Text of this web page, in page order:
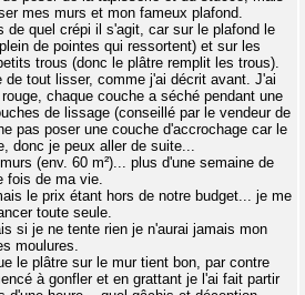
mes murs et mon fameux plafond.
de quel crépi il s'agit, car sur le plafond le
de pointes qui ressortent) et sur les
trous (donc le plâtre remplit les trous).
de tout lisser, comme j'ai décrit avant. J'ai
chaque couche a séché pendant une
de lissage (conseillé par le vendeur de
pas poser une couche d'accrochage car le
donc je peux aller de suite...
(env. 60 m²)... plus d'une semaine de
fois de ma vie.
le prix étant hors de notre budget... je me
toute seule.
si je ne tente rien je n'aurai jamais mon
moulures.
le plâtre sur le mur tient bon, par contre
à gonfler et en grattant je l'ai fait partir